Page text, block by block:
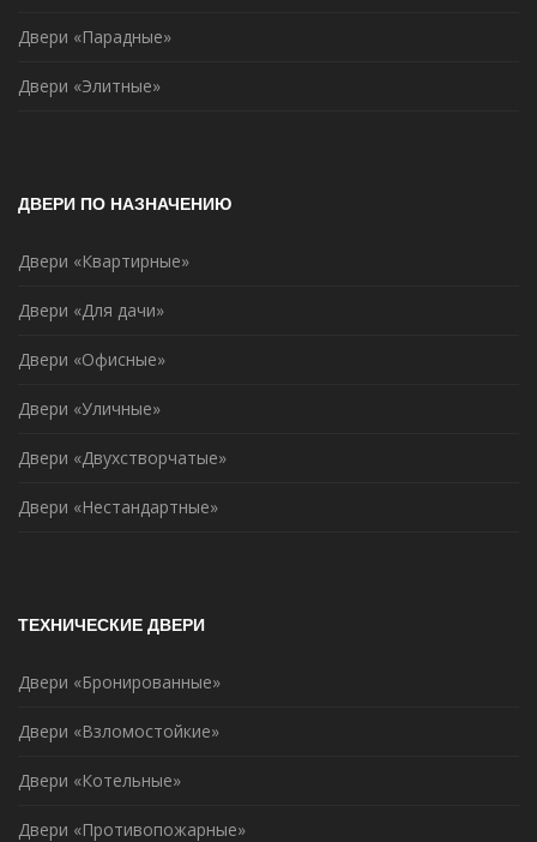
Двери «Парадные»
Двери «Элитные»
ДВЕРИ ПО НАЗНАЧЕНИЮ
Двери «Квартирные»
Двери «Для дачи»
Двери «Офисные»
Двери «Уличные»
Двери «Двухстворчатые»
Двери «Нестандартные»
ТЕХНИЧЕСКИЕ ДВЕРИ
Двери «Бронированные»
Двери «Взломостойкие»
Двери «Котельные»
Двери «Противопожарные»